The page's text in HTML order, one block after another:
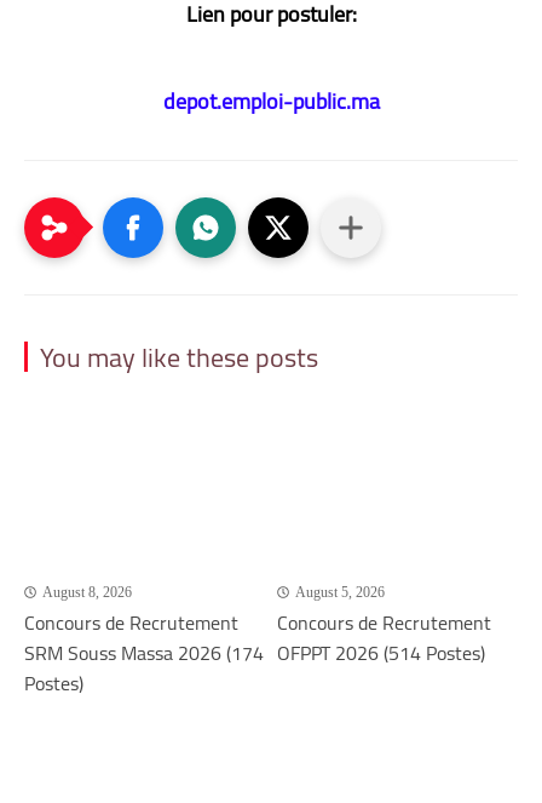
Lien pour postuler:
depot.emploi-public.ma
You may like these posts
August 8, 2026
Concours de Recrutement
SRM Souss Massa 2026 (174
Postes)
August 5, 2026
Concours de Recrutement
OFPPT 2026 (514 Postes)